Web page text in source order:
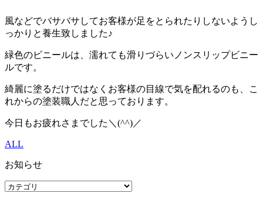
風などでバサバサしてお客様が足をとられたりしないようし
っかりと養生致しました♪
緑色のビニールは、濡れても滑りづらいノンスリップビニー
ルです。
綺麗に塗るだけではなくお客様の目線で気を配れるのも、こ
れからの塗装職人だと思っております。
今日もお疲れさまでした＼(^^)／
ALL
お知らせ